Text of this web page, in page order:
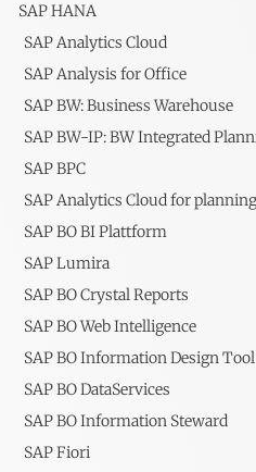
SAP HANA
SAP Analytics Cloud
SAP Analysis for Office
SAP BW: Business Warehouse
SAP BW-IP: BW Integrated
SAP BPC
SAP Analytics Cloud for planning
SAP BO BI Plattform
SAP Lumira
SAP BO Crystal Reports
SAP BO Web Intelligence
SAP BO Information Design Tool
SAP BO DataServices
SAP BO Information Steward
SAP Fiori